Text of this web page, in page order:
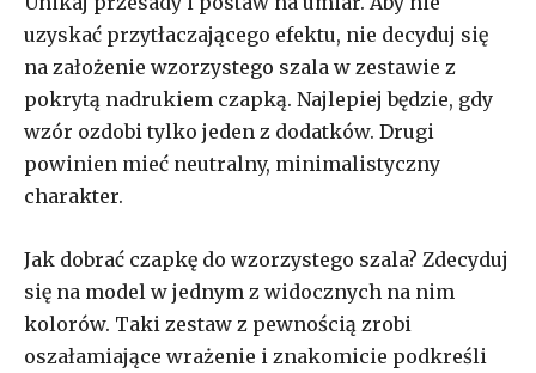
uzyskać przytłaczającego efektu, nie decyduj się
na założenie wzorzystego szala w zestawie z
pokrytą nadrukiem czapką. Najlepiej będzie, gdy
wzór ozdobi tylko jeden z dodatków. Drugi
powinien mieć neutralny, minimalistyczny
charakter.
Jak dobrać czapkę do wzorzystego szala? Zdecyduj
się na model w jednym z widocznych na nim
kolorów. Taki zestaw z pewnością zrobi
oszałamiające wrażenie i znakomicie podkreśli